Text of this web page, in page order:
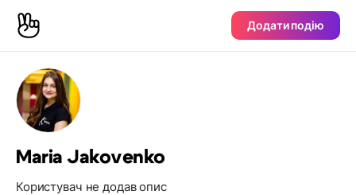
Додати подію
Maria Jakovenko
Користувач не додав опис